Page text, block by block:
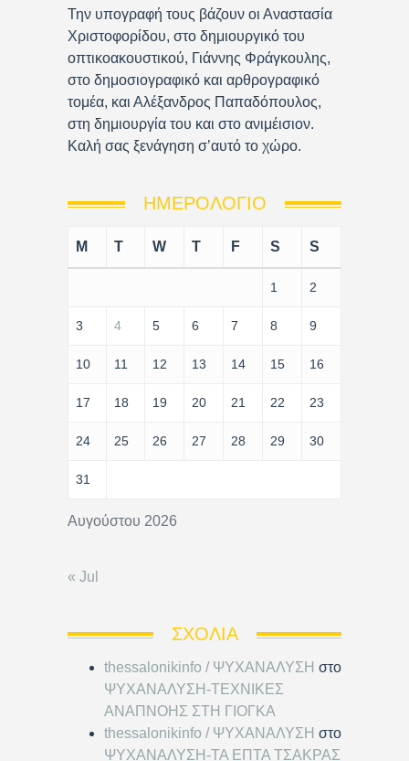
Την υπογραφή τους βάζουν οι Αναστασία
Χριστοφορίδου, στο δημιουργικό του
οπτικοακουστικού, Γιάννης Φράγκουλης,
στο δημοσιογραφικό και αρθρογραφικό
τομέα, και Αλέξανδρος Παπαδόπουλος,
στη δημιουργία του και στο ανιμέισιον.
Καλή σας ξενάγηση σ’αυτό το χώρο.
ΗΜΕΡΟΛΌΓΙΟ
Αυγούστου 2026
M T W T F S S
1 2
3 4 5 6 7 8 9
10 11 12 13 14 15 16
17 18 19 20 21 22 23
24 25 26 27 28 29 30
31
« Jul
ΣΧΌΛΙΑ
thessalonikinfo / ΨΥΧΑΝΑΛΥΣΗ στο
ΨΥΧΑΝΑΛΥΣΗ-ΤΕΧΝΙΚΕΣ
ΑΝΑΠΝΟΗΣ ΣΤΗ ΓΙΟΓΚΑ
thessalonikinfo / ΨΥΧΑΝΑΛΥΣΗ στο
ΨΥΧΑΝΑΛΥΣΗ-ΤΑ ΕΠΤΑ ΤΣΑΚΡΑΣ